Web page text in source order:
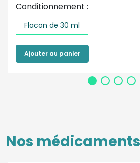
Conditionnement :
Flacon de 30 ml
Ajouter au panier
Nos médicaments